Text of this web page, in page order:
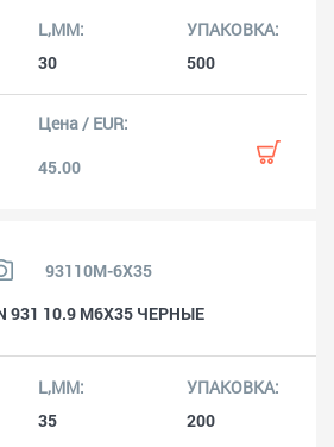
30 500
45.00
93110M-6X35
931 10.9 M6X35 ЧЕРНЫЕ
35 200